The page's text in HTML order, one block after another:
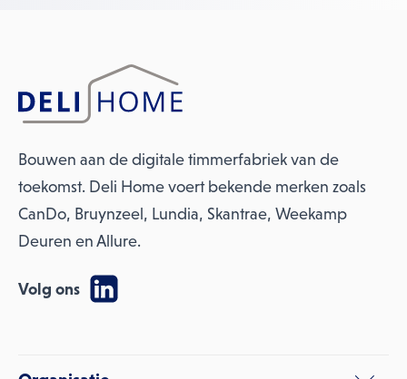
Bouwen aan de digitale timmerfabriek van de
toekomst. Deli Home voert bekende merken zoals
CanDo, Bruynzeel, Lundia, Skantrae, Weekamp
Deuren en Allure.
Volg ons